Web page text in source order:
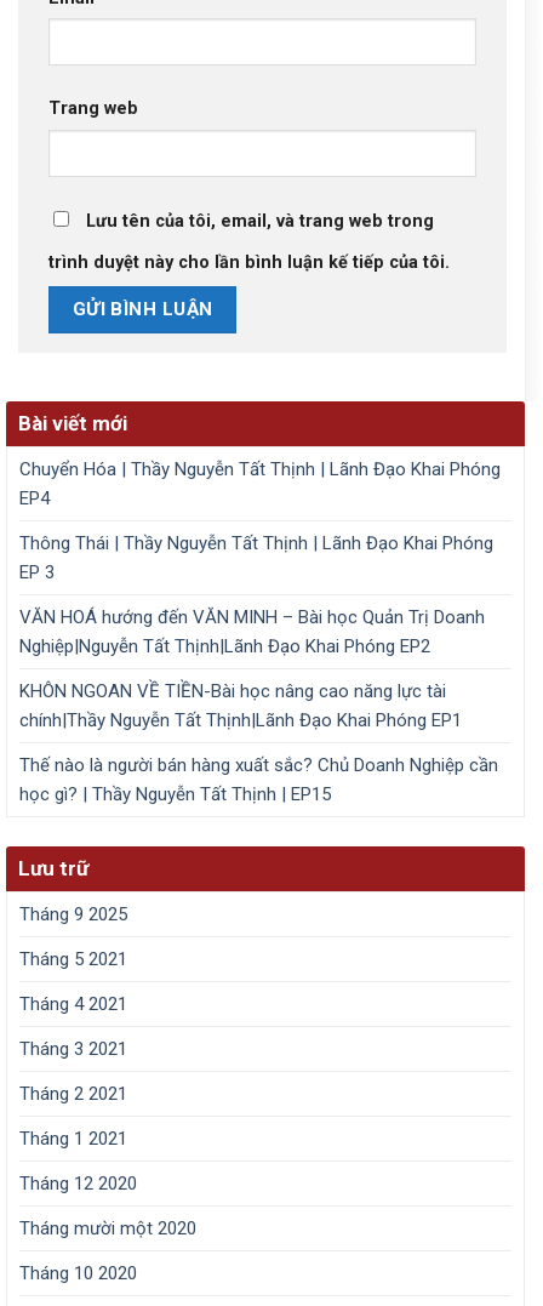
Trang web
Lưu tên của tôi, email, và trang web trong
trình duyệt này cho lần bình luận kế tiếp của tôi.
Bài viết mới
Chuyển Hóa | Thầy Nguyễn Tất Thịnh | Lãnh Đạo Khai Phóng
EP4
Thông Thái | Thầy Nguyễn Tất Thịnh | Lãnh Đạo Khai Phóng
EP 3
VĂN HOÁ hướng đến VĂN MINH – Bài học Quản Trị Doanh
Nghiệp|Nguyễn Tất Thịnh|Lãnh Đạo Khai Phóng EP2
KHÔN NGOAN VỀ TIỀN-Bài học nâng cao năng lực tài
chính|Thầy Nguyễn Tất Thịnh|Lãnh Đạo Khai Phóng EP1
Thế nào là người bán hàng xuất sắc? Chủ Doanh Nghiệp cần
học gì? | Thầy Nguyễn Tất Thịnh | EP15
Lưu trữ
Tháng 9 2025
Tháng 5 2021
Tháng 4 2021
Tháng 3 2021
Tháng 2 2021
Tháng 1 2021
Tháng 12 2020
Tháng mười một 2020
Tháng 10 2020